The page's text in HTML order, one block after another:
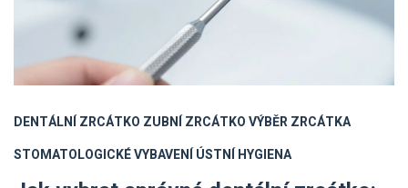
DENTÁLNÍ ZRCÁTKO ZUBNÍ ZRCÁTKOVÝBĚR ZRCÁTKA
STOMATOLOGICKÉ VYBAVENÍÚSTNÍ HYGIENA